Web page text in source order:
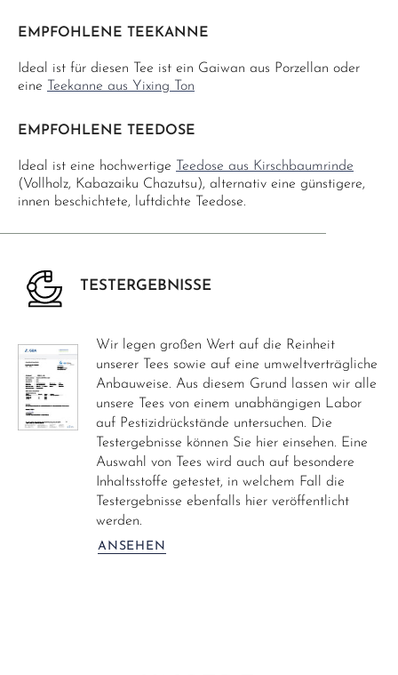
EMPFOHLENE TEEKANNE
Ideal ist für diesen Tee ist ein Gaiwan aus Porzellan oder
eine
Teekanne aus Yixing Ton
EMPFOHLENE TEEDOSE
Ideal ist eine hochwertige
Teedose aus Kirschbaumrinde
(Vollholz, Kabazaiku Chazutsu), alternativ eine günstigere,
innen beschichtete, luftdichte Teedose.
TESTERGEBNISSE
Wir legen großen Wert auf die Reinheit
unserer Tees sowie auf eine umweltverträgliche
Anbauweise. Aus diesem Grund lassen wir alle
unsere Tees von einem unabhängigen Labor
auf Pestizidrückstände untersuchen. Die
Testergebnisse können Sie hier einsehen. Eine
Auswahl von Tees wird auch auf besondere
Inhaltsstoffe getestet, in welchem Fall die
Testergebnisse ebenfalls hier veröffentlicht
werden.
ANSEHEN